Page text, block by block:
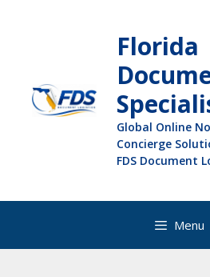
Florida
Global Online
Concierge
FDS Document
Menu